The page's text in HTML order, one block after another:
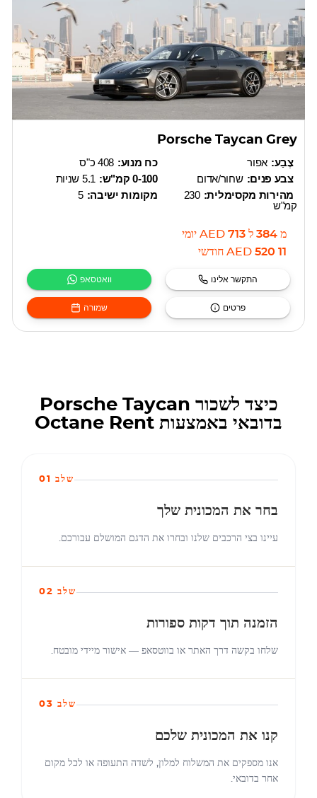
Porsche Taycan Grey
כח מנוע: 408 כ"ס
0-100 קמ"ש:
5.1 שניות
מקומות ישיבה: 5
צֶבַע: אפור
צבע פנים: שחור/אדום
מהירות מקסימלית: 230
קמ"ש
מ 384 ל 713
AED יומי
11 520
AED חודשי
וואטסאפ התקשר אלינו
שמורה פרטים
כיצד לשכור Porsche Taycan
בדובאי באמצעות Octane Rent
שלב 01
בחר את המכונית שלך
עיינו בצי הרכבים שלנו ובחרו את הדגם המושלם עבורכם.
שלב 02
הזמנה תוך דקות ספורות
שלחו בקשה דרך האתר או בווטסאפ — אישור מיידי מובטח.
שלב 03
קנו את המכונית שלכם
אנו מספקים את המשלוח למלון, לשדה התעופה או לכל מקום
אחר בדובאי.